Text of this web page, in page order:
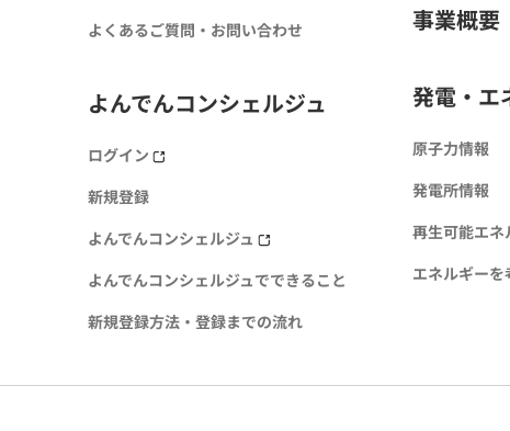
よくあるご質問・お問い合わせ
よんでんコンシェルジュ
ログイン
新規登録
よんでんコンシェルジュ
よんでんコンシェルジュでできること
新規登録方法・登録までの流れ
事業概要
発電・エ
原子力情報
発電所情報
再生可能エ
エネルギーを